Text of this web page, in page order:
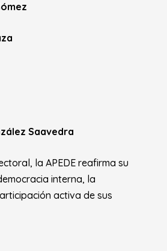
Saavedra
la APEDE reafirma su
interna, la
activa de sus